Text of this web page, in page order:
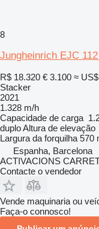
8
Jungheinrich EJC
R$ 18.320 € 3.100 ≈
Stacker
2021
1.328 m/h
Capacidade de carga
duploAltura de elevação
Largura da forquilha 570
Espanha, Barcelona
ACTIVACIONS
Contacte o vendedor
Vende maquinaria ou
Faça-o connosco!